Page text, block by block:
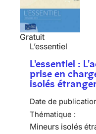
Gratuit
L’essentiel
L'essentiel :
prise en
isolés
Date de
Thématique :
Mineurs isolés